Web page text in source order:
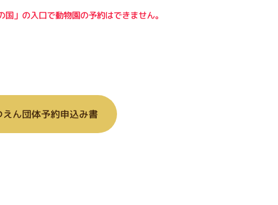
」の入口で動物園の予約はできません。
ん団体予約申込み書